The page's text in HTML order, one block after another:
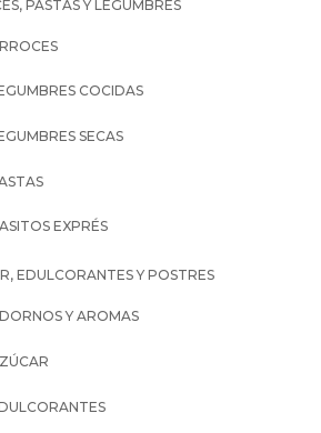
PASTAS Y LEGUMBRES
COCIDAS
SECAS
EXPRÉS
EDULCORANTES Y POSTRES
Y AROMAS